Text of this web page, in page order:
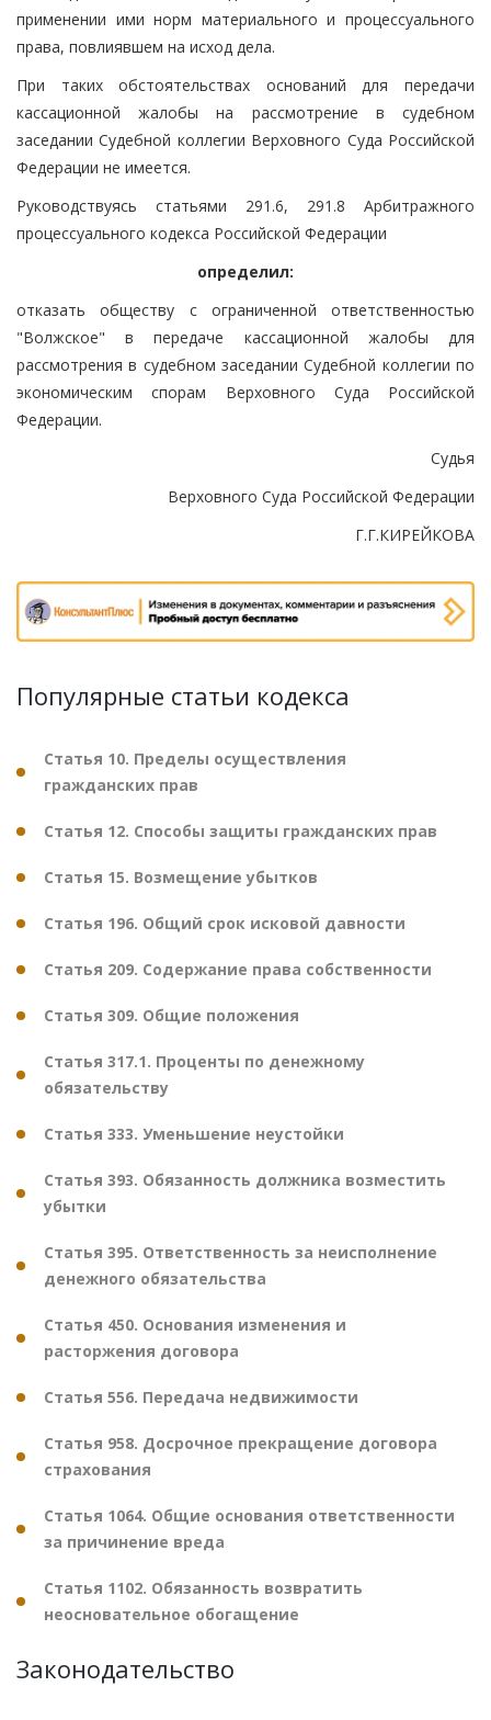
применении ими норм материального и процессуального
права, повлиявшем на исход дела.
При таких обстоятельствах оснований для передачи
кассационной жалобы на рассмотрение в судебном
заседании Судебной коллегии Верховного Суда Российской
Федерации не имеется.
Руководствуясь статьями 291.6, 291.8 Арбитражного
процессуального кодекса Российской Федерации
определил:
отказать обществу с ограниченной ответственностью
"Волжское" в передаче кассационной жалобы для
рассмотрения в судебном заседании Судебной коллегии по
экономическим спорам Верховного Суда Российской
Федерации.
Судья
Верховного Суда Российской Федерации
Г.Г.КИРЕЙКОВА
Популярные статьи кодекса
Статья 10. Пределы осуществления
гражданских прав
Статья 12. Способы защиты гражданских прав
Статья 15. Возмещение убытков
Статья 196. Общий срок исковой давности
Статья 209. Содержание права собственности
Статья 309. Общие положения
Статья 317.1. Проценты по денежному
обязательству
Статья 333. Уменьшение неустойки
Статья 393. Обязанность должника возместить
убытки
Статья 395. Ответственность за неисполнение
денежного обязательства
Статья 450. Основания изменения и
расторжения договора
Статья 556. Передача недвижимости
Статья 958. Досрочное прекращение договора
страхования
Статья 1064. Общие основания ответственности
за причинение вреда
Статья 1102. Обязанность возвратить
неосновательное обогащение
Законодательство